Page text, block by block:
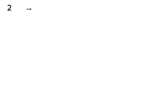
2 →